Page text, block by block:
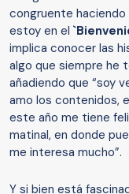
congruente haciendo
estoy en el
implica conocer las
algo que siempre he
añadiendo que “soy
amo los contenidos,
este año me tiene
matinal, en donde
me interesa mucho”.
Y si bien está